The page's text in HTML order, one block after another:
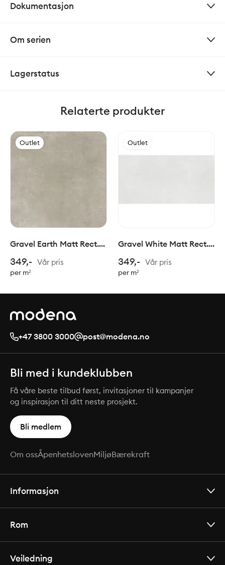
Dokumentasjon
Om serien
Lagerstatus
Relaterte produkter
Outlet
Gravel Earth Matt Rect.
349,- Vår pris
per m²
Outlet
Gravel White Matt Rect.
349,- Vår pris
per m²
+47 3800 3000 post@modena.no
Bli med i kundeklubben
Få våre beste tilbud først, invitasjoner til kampanjer
og inspirasjon til ditt neste prosjekt.
Bli medlem
Om ossÅpenhetslovenMiljøBærekraft
Informasjon
Rom
Veiledning